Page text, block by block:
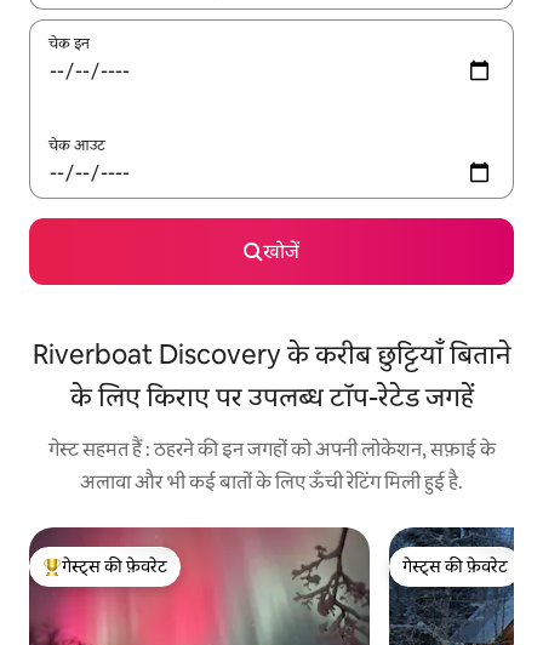
चेक इन
चेक आउट
खोजें
Riverboat Discovery के करीब छुट्टियाँ बिताने
के लिए किराए पर उपलब्ध टॉप-रेटेड जगहें
गेस्ट सहमत हैं : ठहरने की इन जगहों को अपनी लोकेशन, सफ़ाई के
अलावा और भी कई बातों के लिए ऊँची रेटिंग मिली हुई है.
गेस्ट्स का टॉप फ़ेवरेट
गेस्ट्स की फ़ेवरेट
गेस्ट्स की फ़ेवरेट
गेस्ट्स की फ़ेवरेट